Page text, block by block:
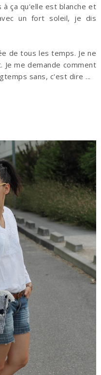
ça qu'elle est blanche et
un fort soleil, je dis
de tous les temps. Je ne
Je me demande comment
sans, c'est dire ...